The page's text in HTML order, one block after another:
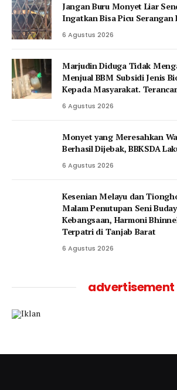
Jangan Buru Monyet Liar
Ingatkan Bisa Picu Serangan
6 Agustus 2026
Marjudin Diduga Tidak
Menjual BBM Subsidi Jenis
Kepada Masyarakat.
6 Agustus 2026
Monyet yang Meresahkan
Berhasil Dijebak, BBKSDA
6 Agustus 2026
Kesenian Melayu dan
Malam Penutupan Seni
Kebangsaan, Harmoni
Terpatri di Tanjab Barat
6 Agustus 2026
advertisement